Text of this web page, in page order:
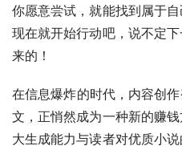
你愿意尝试，就能找到属于
现在就开始行动吧，说不定
来的！
在信息爆炸的时代，内容创
文，正悄然成为一种新的赚
大生成能力与读者对优质小